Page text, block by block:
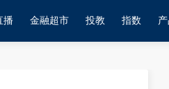
播 金融超市 投教 指数